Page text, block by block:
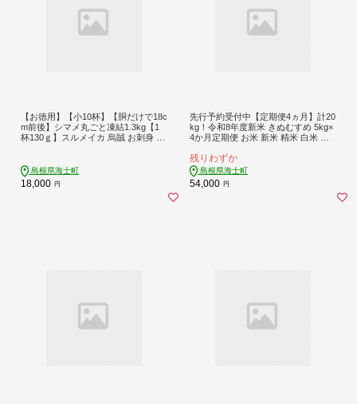
【お徳用】【小10杯】【胴だけで18c
m前後】シマメ丸ごと凍結1.3kg【1
杯130ｇ】スルメイカ 烏賊 お刺身 お
島根県海士町
18,000 円
先行予約受付中【定期便4ヵ月】計20
kg！令和8年度新米 きぬむすめ 5kg×
4か月定期便 お米 新米 精米 白米 ご
国産 コメ ライス
残りわずか
島根県海士町
54,000 円